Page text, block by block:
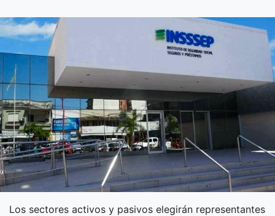
Los sectores activos y pasivos elegirán representantes